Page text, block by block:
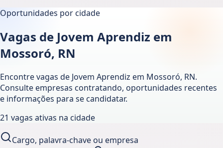
Oportunidades por cidade
Vagas de Jovem Aprendiz em
Mossoró, RN
Encontre vagas de Jovem Aprendiz em Mossoró, RN.
Consulte empresas contratando, oportunidades recentes
e informações para se candidatar.
21 vagas ativas na cidade
Cargo, palavra-chave ou empresa